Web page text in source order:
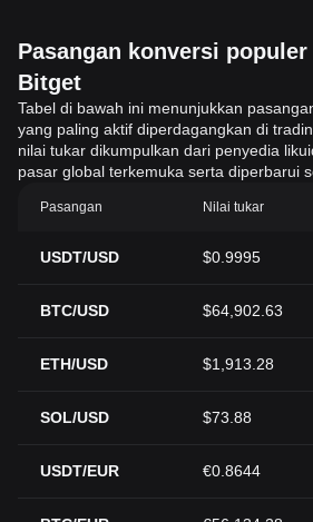
Pasangan konversi
Bitget
Tabel di bawah ini menunjukkan
yang paling aktif diperdagangkan di
nilai tukar dikumpulkan dari penyedia
pasar global terkemuka serta diperbarui
Pasangan Nilai tukar
USDT/USD $0.9995
BTC/USD $64,902.63
ETH/USD $1,913.28
SOL/USD $73.88
USDT/EUR €0.8644